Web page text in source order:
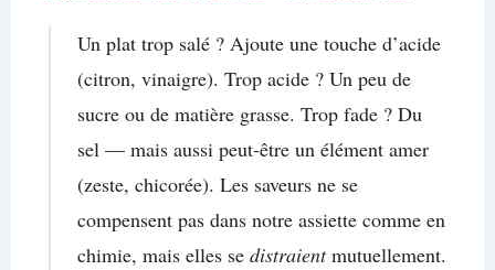
Un plat trop salé ? Ajoute une touche d’acide
(citron, vinaigre). Trop acide ? Un peu de
sucre ou de matière grasse. Trop fade ? Du
sel — mais aussi peut-être un élément amer
(zeste, chicorée). Les saveurs ne se
compensent pas dans notre assiette comme en
chimie, mais elles se distraientmutuellement.